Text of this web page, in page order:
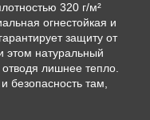
320 г/м²
огнестойкая и
защиту от
этом натуральный
лишнее тепло.
безопасность там,